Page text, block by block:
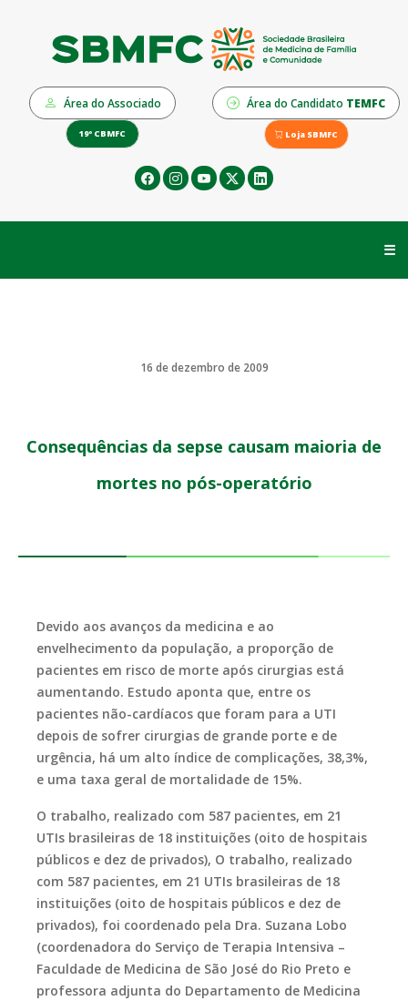
Área do Associado Área do Candidato TEMFC
19º CBMFC Loja SBMFC
☰
16 de dezembro de 2009
Consequências da sepse causam maioria de
mortes no pós-operatório
Devido aos avanços da medicina e ao
envelhecimento da população, a proporção de
pacientes em risco de morte após cirurgias está
aumentando. Estudo aponta que, entre os
pacientes não-cardíacos que foram para a UTI
depois de sofrer cirurgias de grande porte e de
urgência, há um alto índice de complicações, 38,3%,
e uma taxa geral de mortalidade de 15%.
O trabalho, realizado com 587 pacientes, em 21
UTIs brasileiras de 18 instituições (oito de hospitais
públicos e dez de privados), O trabalho, realizado
com 587 pacientes, em 21 UTIs brasileiras de 18
instituições (oito de hospitais públicos e dez de
privados), foi coordenado pela Dra. Suzana Lobo
(coordenadora do Serviço de Terapia Intensiva –
Faculdade de Medicina de São José do Rio Preto e
professora adjunta do Departamento de Medicina